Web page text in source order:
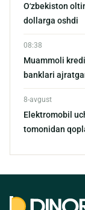
Oʻzbekiston
dollarga oshdi
08:38
Muammoli
banklari
8 avgust
Elektromobil
tomonidan